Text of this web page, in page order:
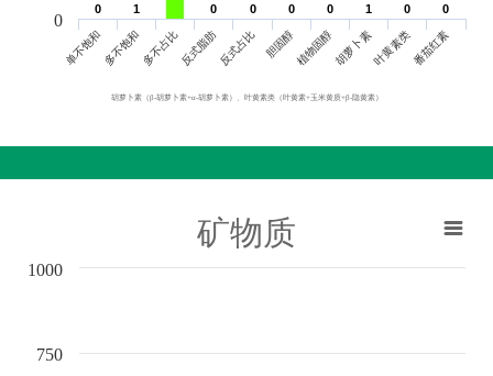
胡萝卜素（β-胡萝卜素+α-胡萝卜素）、叶黄素类（叶黄素+玉米黄质+β-隐黄素）
0
0 1
1 0
0 0
0 0
0 0
0 1
1 0
0 0
0
单不饱和多不饱和多不占比反式脂肪反式占比 胆固醇植物固醇胡萝卜素叶黄素类番茄红素
0
矿物质
750
1000